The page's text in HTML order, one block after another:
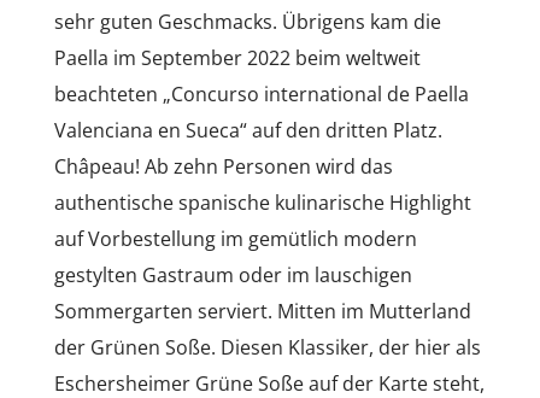
sehr guten Geschmacks. Übrigens kam die
Paella im September 2022 beim weltweit
beachteten „Concurso international de Paella
Valenciana en Sueca“ auf den dritten Platz.
Châpeau! Ab zehn Personen wird das
authentische spanische kulinarische Highlight
auf Vorbestellung im gemütlich modern
gestylten Gastraum oder im lauschigen
Sommergarten serviert. Mitten im Mutterland
der Grünen Soße. Diesen Klassiker, der hier als
Eschersheimer Grüne Soße auf der Karte steht,